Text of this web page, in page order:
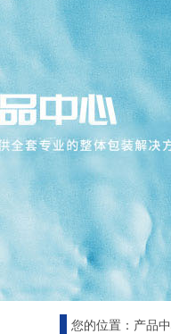
您的位置： 产品